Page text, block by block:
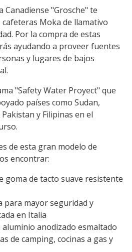
Canadiense "Grosche" te
Moka de llamativo
Por la compra de estas
ayudando a proveer fuentes
y lugares de bajos
"Safety Water Proyect" que
países como Sudan,
y Filipinas en el
de esta gran modelo de
encontrar:
goma de tacto suave resistente
para mayor seguridad y
en Italia
anodizado esmaltado
de camping, cocinas a gas y